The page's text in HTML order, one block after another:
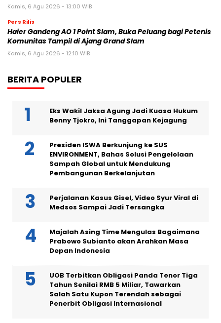
Kamis, 6 Agu 2026 - 13:00 WIB
Pers Rilis
Haier Gandeng AO 1 Point Slam, Buka Peluang bagi Petenis
Komunitas Tampil di Ajang Grand Slam
Kamis, 6 Agu 2026 - 12:10 WIB
BERITA POPULER
Eks Wakil Jaksa Agung Jadi Kuasa Hukum
Benny Tjokro, Ini Tanggapan Kejagung
Presiden ISWA Berkunjung ke SUS
ENVIRONMENT, Bahas Solusi Pengelolaan
Sampah Global untuk Mendukung
Pembangunan Berkelanjutan
Perjalanan Kasus Gisel, Video Syur Viral di
Medsos Sampai Jadi Tersangka
Majalah Asing Time Mengulas Bagaimana
Prabowo Subianto akan Arahkan Masa
Depan Indonesia
UOB Terbitkan Obligasi Panda Tenor Tiga
Tahun Senilai RMB 5 Miliar, Tawarkan
Salah Satu Kupon Terendah sebagai
Penerbit Obligasi Internasional